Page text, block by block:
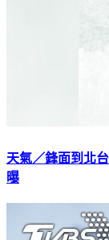
天氣／鋒面到北
曝